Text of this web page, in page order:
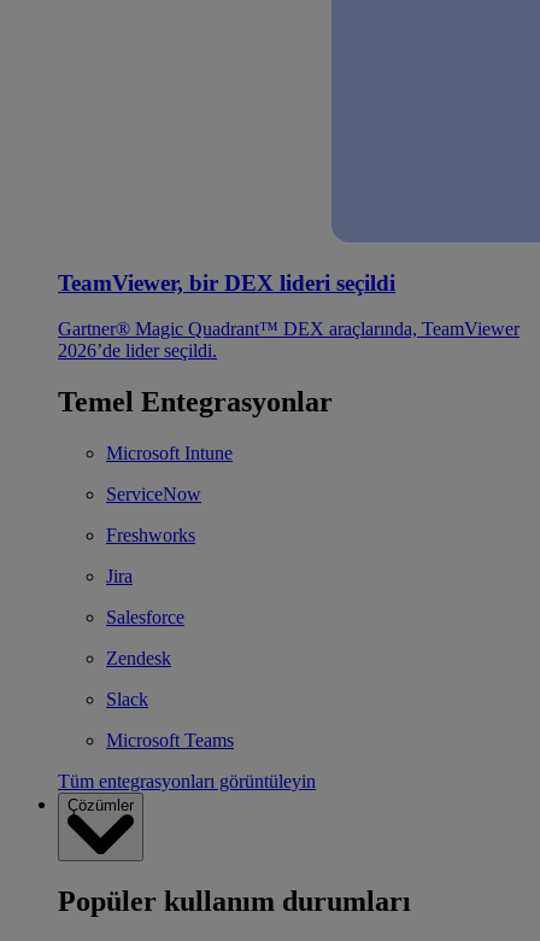
TeamViewer, bir DEX lideri seçildi
Gartner® Magic Quadrant™ DEX araçlarında, TeamViewer
2026’de lider seçildi.
Temel Entegrasyonlar
Microsoft Intune
ServiceNow
Freshworks
Jira
Salesforce
Zendesk
Slack
Microsoft Teams
Tüm entegrasyonları görüntüleyin
Çözümler
Popüler kullanım durumları